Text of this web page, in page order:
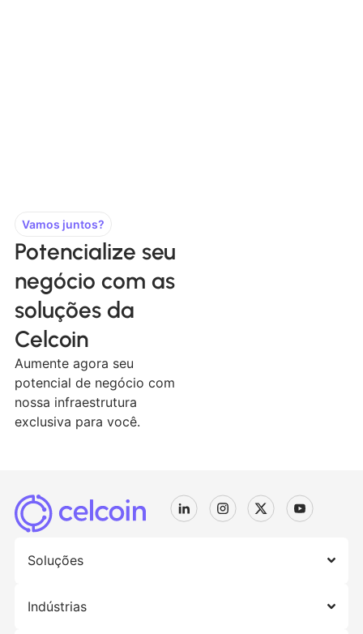
Vamos juntos?
Potencialize seu
negócio com as
soluções da
Celcoin
Aumente agora seu
potencial de negócio com
nossa infraestrutura
exclusiva para você.
Soluções
Indústrias